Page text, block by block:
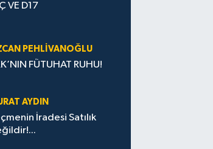
VE D17
PEHLIVANOĞLU
FÜTUHAT RUHU!
AYDIN
İradesi Satılık